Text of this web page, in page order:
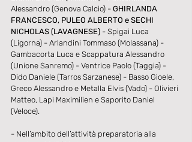
Alessandro (Genova Calcio) - GHIRLANDA
FRANCESCO, PULEO ALBERTO e SECHI
NICHOLAS (LAVAGNESE) - Spigai Luca
(Ligorna) - Arlandini Tommaso (Molassana) -
Gambacorta Luca e Scappatura Alessandro
(Unione Sanremo) - Ventrice Paolo (Taggia) -
Dido Daniele (Tarros Sarzanese) - Basso Gioele,
Greco Alessandro e Metalla Elvis (Vado) - Olivieri
Matteo, Lapi Maximilien e Saporito Daniel
(Veloce).
- Nell’ambito dell’attività preparatoria alla